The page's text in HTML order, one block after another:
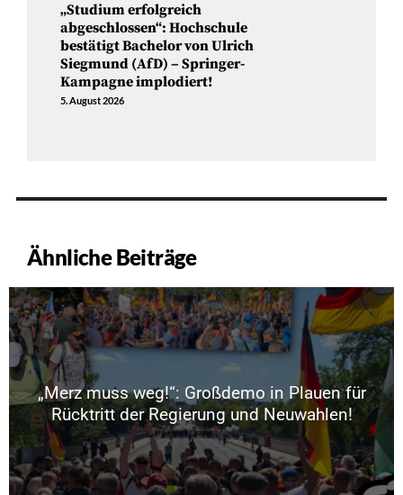
„Studium erfolgreich
abgeschlossen“: Hochschule
bestätigt Bachelor von Ulrich
Siegmund (AfD) – Springer-
Kampagne implodiert!
5. August 2026
Ähnliche Beiträge
„Merz muss weg!“: Großdemo in Plauen für
Rücktritt der Regierung und Neuwahlen!